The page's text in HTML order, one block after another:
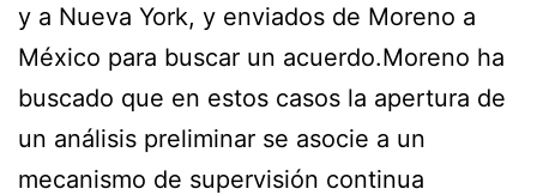
y a Nueva York, y enviados de Moreno a
México para buscar un acuerdo.Moreno ha
buscado que en estos casos la apertura de
un análisis preliminar se asocie a un
mecanismo de supervisión continua